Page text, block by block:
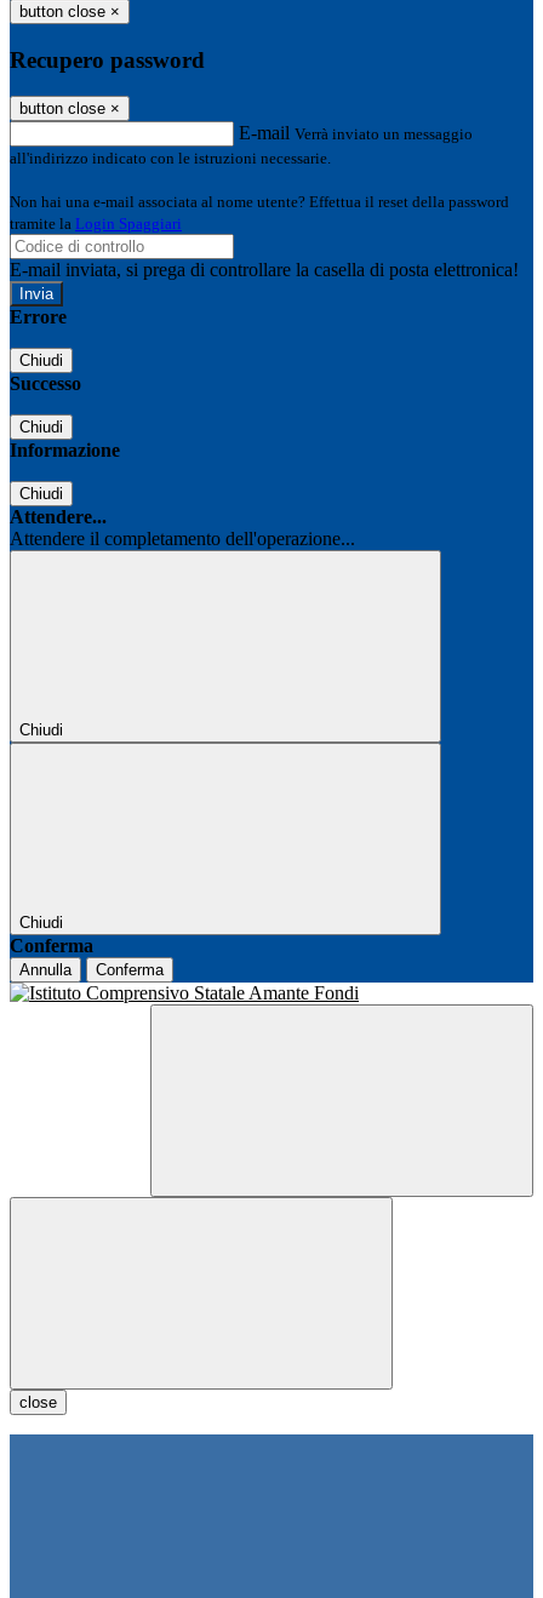
button close ×
Recupero password
button close ×
E-mail Verrà inviato un messaggio
all'indirizzo indicato con le istruzioni necessarie.
Non hai una e-mail associata al nome utente? Effettua il reset della password
tramite la Login Spaggiari
E-mail inviata, si prega di controllare la casella di posta elettronica!
Errore
Chiudi
Successo
Chiudi
Informazione
Chiudi
Attendere...
Attendere il completamento dell'operazione...
Chiudi
Chiudi
Conferma
Annulla Conferma
close